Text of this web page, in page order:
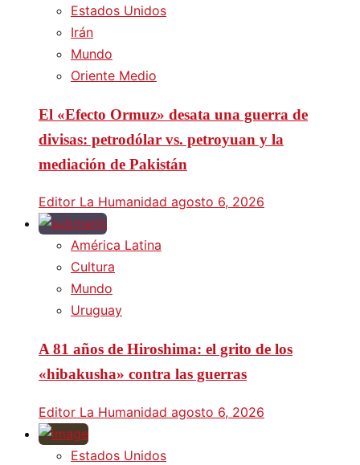
Estados Unidos
Irán
Mundo
Oriente Medio
El «Efecto Ormuz» desata una guerra de
divisas: petrodólar vs. petroyuan y la
mediación de Pakistán
Editor La Humanidad agosto 6, 2026
América Latina
Cultura
Mundo
Uruguay
A 81 años de Hiroshima: el grito de los
«hibakusha» contra las guerras
Editor La Humanidad agosto 6, 2026
Estados Unidos